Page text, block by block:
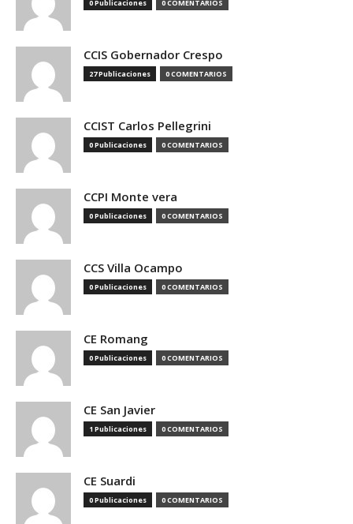
0 Publicaciones 0 COMENTARIOS
CCIS Gobernador Crespo
27 Publicaciones 0 COMENTARIOS
CCIST Carlos Pellegrini
0 Publicaciones 0 COMENTARIOS
CCPI Monte vera
0 Publicaciones 0 COMENTARIOS
CCS Villa Ocampo
0 Publicaciones 0 COMENTARIOS
CE Romang
0 Publicaciones 0 COMENTARIOS
CE San Javier
1 Publicaciones 0 COMENTARIOS
CE Suardi
0 Publicaciones 0 COMENTARIOS